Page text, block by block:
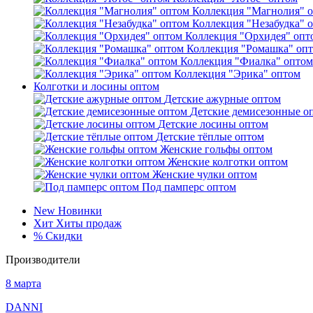
Коллекция "Магнолия"
Коллекция "Незабудка"
Коллекция "Орхидея"
Коллекция "Ромашка"
Коллекция "Фиалка" оптом
Коллекция "Эрика" оптом
Колготки и лосины оптом
Детские ажурные оптом
Детские демисезонные
Детские лосины оптом
Детские тёплые оптом
Женские гольфы оптом
Женские колготки оптом
Женские чулки оптом
Под памперс оптом
New Новинки
Хит Хиты продаж
% Скидки
Производители
8 марта
DANNI